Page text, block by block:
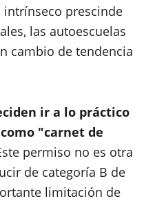
prescinde
las autoescuelas
cambio de tendencia
ir a lo práctico
"carnet de
permiso no es otra
de categoría B de
limitación de